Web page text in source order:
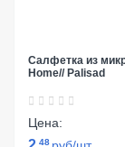
Салфетка из
Home// Palisad
Цена:
48